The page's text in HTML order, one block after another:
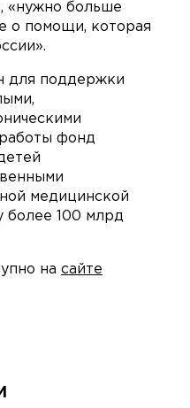
«нужно больше
о помощи, которая
для поддержки
фонд
медицинской
100 млрд
на сайте